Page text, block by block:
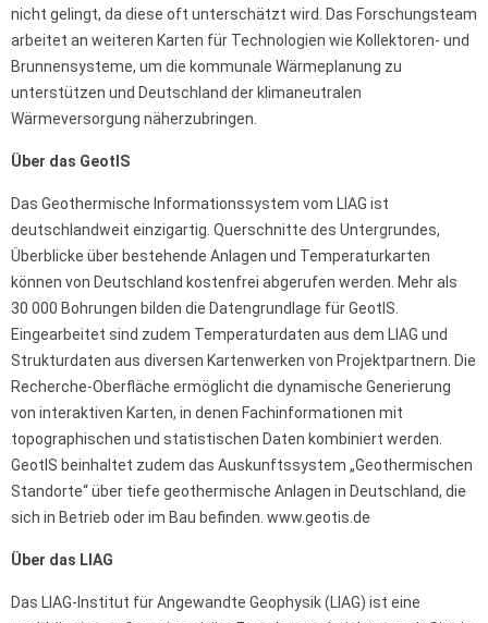
nicht gelingt, da diese oft unterschätzt wird. Das Forschungsteam
arbeitet an weiteren Karten für Technologien wie Kollektoren- und
Brunnensysteme, um die kommunale Wärmeplanung zu
unterstützen und Deutschland der klimaneutralen
Wärmeversorgung näherzubringen.
Über das GeotIS
Das Geothermische Informationssystem vom LIAG ist
deutschlandweit einzigartig. Querschnitte des Untergrundes,
Überblicke über bestehende Anlagen und Temperaturkarten
können von Deutschland kostenfrei abgerufen werden. Mehr als
30 000 Bohrungen bilden die Datengrundlage für GeotIS.
Eingearbeitet sind zudem Temperaturdaten aus dem LIAG und
Strukturdaten aus diversen Kartenwerken von Projektpartnern. Die
Recherche-Oberfläche ermöglicht die dynamische Generierung
von interaktiven Karten, in denen Fachinformationen mit
topographischen und statistischen Daten kombiniert werden.
GeotIS beinhaltet zudem das Auskunftssystem „Geothermischen
Standorte“ über tiefe geothermische Anlagen in Deutschland, die
sich in Betrieb oder im Bau befinden. www.geotis.de
Über das LIAG
Das LIAG-Institut für Angewandte Geophysik (LIAG) ist eine